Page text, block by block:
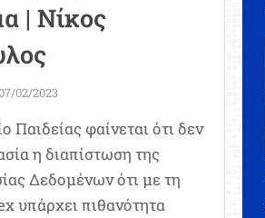
| Νίκος
02/2023
Παιδείας φαίνεται ότι δεν
η διαπίστωση της
Δεδομένων ότι με τη
υπάρχει πιθανότητα